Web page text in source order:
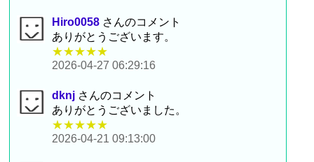
Hiro0058 さんのコメント
ありがとうございます。
★★★★★
2026-04-27 06:29:16
dknj さんのコメント
ありがとうございました。
★★★★★
2026-04-21 09:13:00